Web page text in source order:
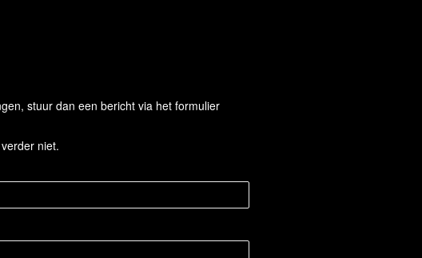
stuur dan een bericht via het formulier
niet.